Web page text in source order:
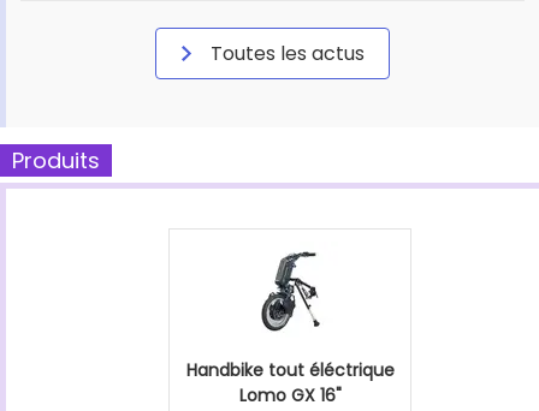
Toutes les actus
Produits
Handbike tout éléctrique
Lomo GX 16"